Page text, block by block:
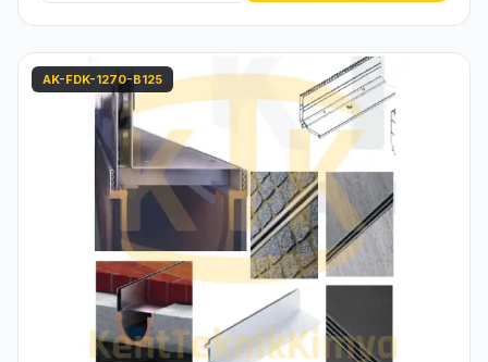
AK-FDK-1270-B125